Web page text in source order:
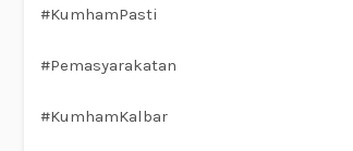
#KumhamPasti
#Pemasyarakatan
#KumhamKalbar